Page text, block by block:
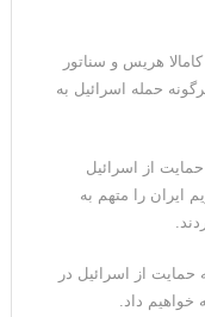
نیست؛ خطر جنگ همچنان
سفر ژنرال
هریس و سناتور
حمله اسرائیل به
از اسرائیل
ایران را متهم به
از اسرائیل در
خواهیم داد.